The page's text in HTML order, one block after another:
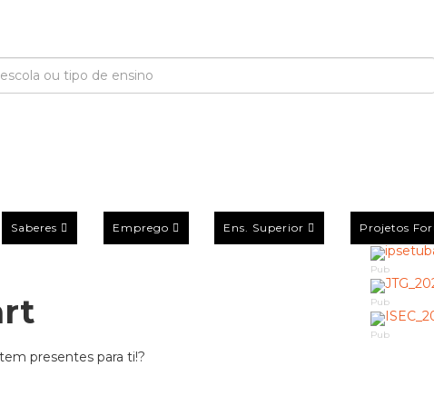
Saberes Emprego Ens. Superior Projetos
presentes para ti!?
Pub
Pub
Pub